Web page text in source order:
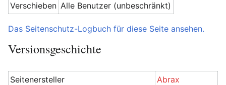
Verschieben Alle Benutzer (unbeschränkt)
Das Seitenschutz-Logbuch für diese Seite ansehen.
Versionsgeschichte
Seitenersteller
Abrax